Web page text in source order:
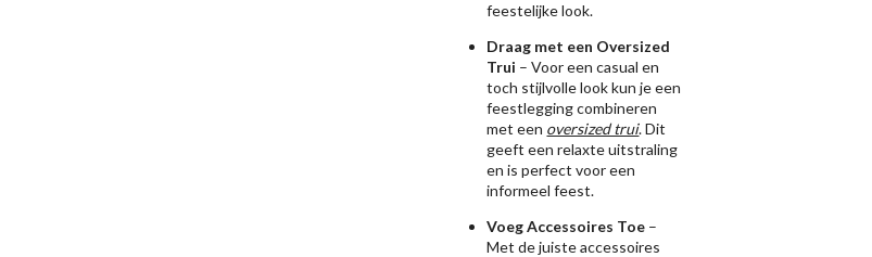
feestelijke look.
Draag met een Oversized
Trui – Voor een casual en
toch stijlvolle look kun je een
feestlegging combineren
met een oversized trui. Dit
geeft een relaxte uitstraling
en is perfect voor een
informeel feest.
Voeg Accessoires Toe –
Met de juiste accessoires